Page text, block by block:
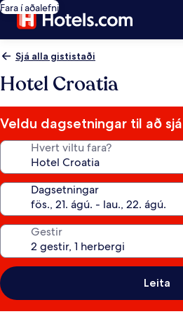
Fara í aðalefni
Sjá alla gististaði
Hotel Croatia
Veldu dagsetningar til að
Hvert viltu fara?
Dagsetningar
Gestir
Leita